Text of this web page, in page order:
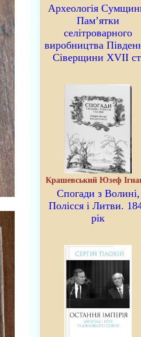
Археологія
Пам’ятки
селітроварного
виробництва
Сіверщини XVII
Крашевський Юзеф
Спогади з Волині,
Полісся і Литви.
рік